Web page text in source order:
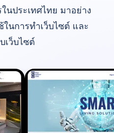
นประเทศไทย มาอย่าง
นการทำเว็บไซต์ และ
เว็บไซต์